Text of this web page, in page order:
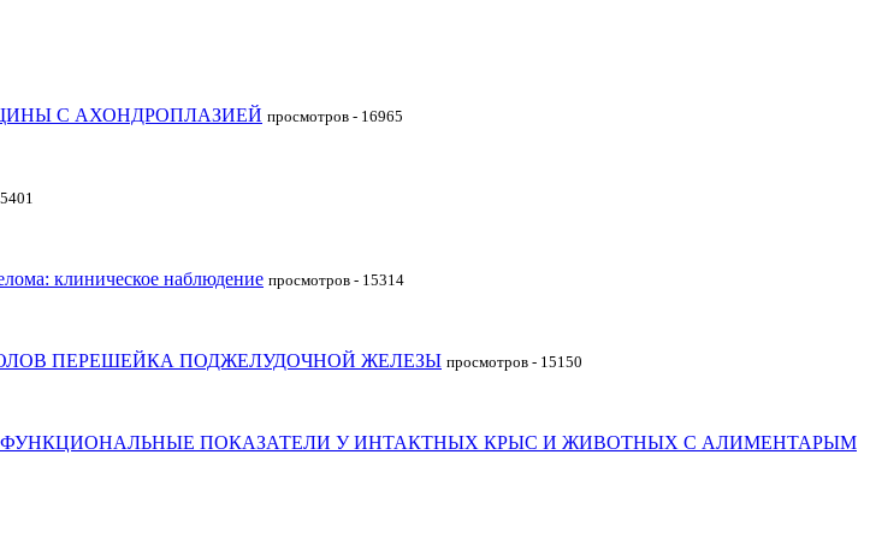
С АХОНДРОПЛАЗИЕЙ просмотров - 16965
клиническое наблюдение просмотров - 15314
ПЕРЕШЕЙКА ПОДЖЕЛУДОЧНОЙ ЖЕЛЕЗЫ просмотров - 15150
ПОКАЗАТЕЛИ У ИНТАКТНЫХ КРЫС И ЖИВОТНЫХ С АЛИМЕНТАРЫМ